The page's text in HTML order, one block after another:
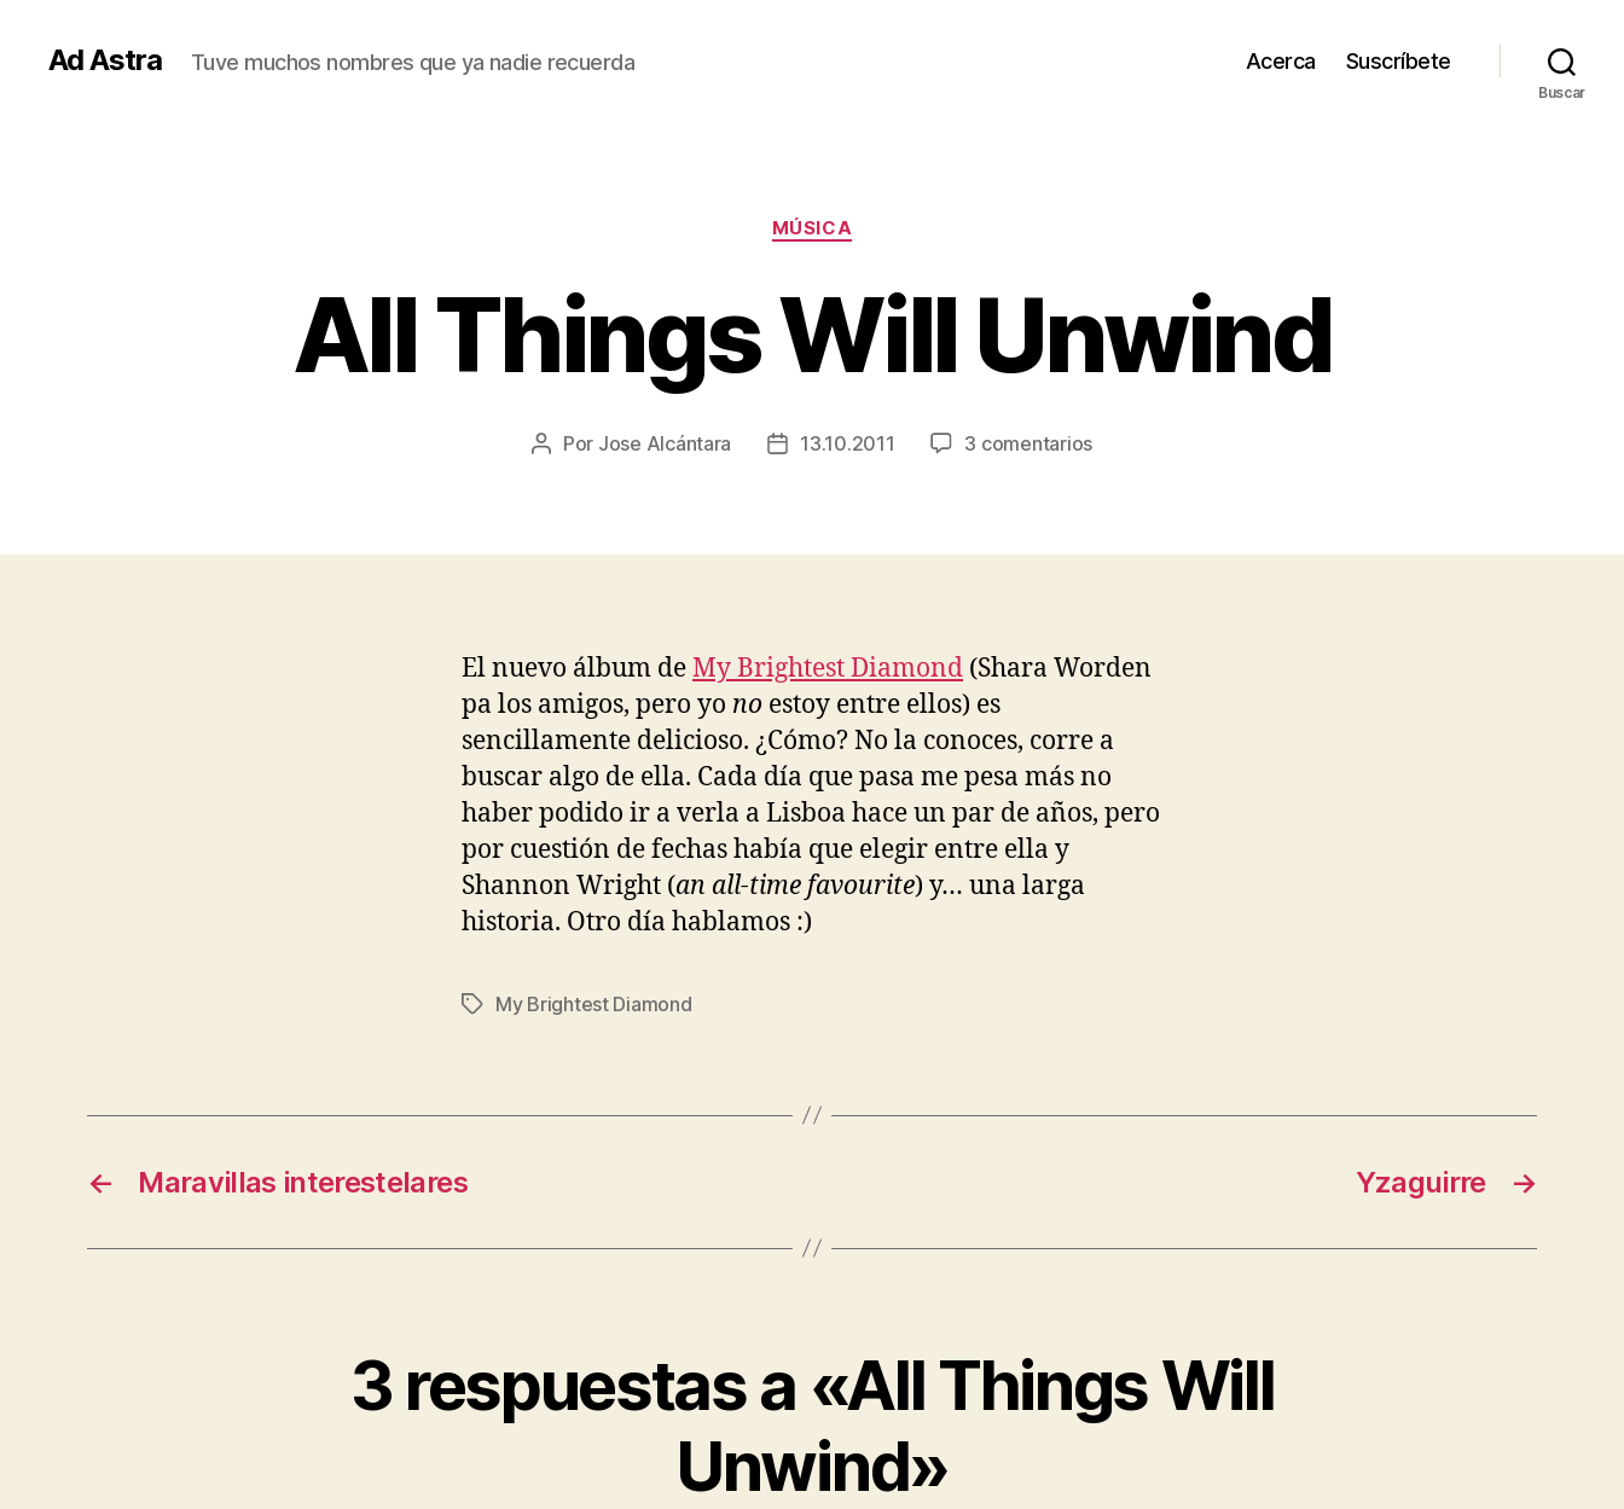
Ad Astra Tuve muchos nombres que ya nadie recuerda Acerca Suscríbete
Buscar
Categorías
MÚSICA
All Things Will Unwind
Autor
Por Jose Alcántara
Fecha13.10.2011 3 comentariosen
Unwind
El nuevo álbum deMy Brightest Diamond (Shara Worden
pa los amigos, pero yo no estoy entre ellos) es
sencillamente delicioso. ¿Cómo? No la conoces, corre a
buscar algo de ella. Cada día que pasa me pesa más no
haber podido ir a verla a Lisboa hace un par de años, pero
por cuestión de fechas había que elegir entre ella y
Shannon Wright (an all-time favourite) y… una larga
historia. Otro día hablamos :)
Etiquetas
My Brightest Diamond
← Maravillas interestelares →
Yzaguirre
3 respuestas a «All Things Will
Unwind»